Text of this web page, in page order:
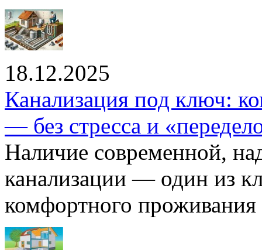
18.12.2025
Канализация под ключ:
— без стресса и
Наличие современной,
канализации — один из
комфортного проживания